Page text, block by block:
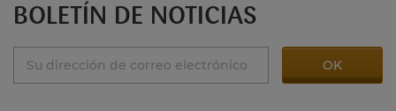
BOLETÍN DE NOTICIAS